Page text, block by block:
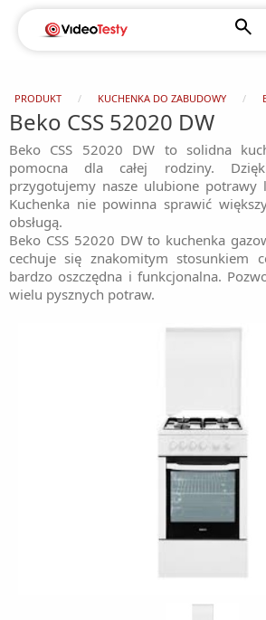
PRODUKT KUCHENKA DO ZABUDOWY
Beko CSS 52020 DW
Beko CSS 52020 DW to solidna
pomocna dla całej rodziny.
przygotujemy nasze ulubione potrawy
Kuchenka nie powinna sprawić
obsługą.
Beko CSS 52020 DW to kuchenka
cechuje się znakomitym stosunkiem
bardzo oszczędna i funkcjonalna.
wielu pysznych potraw.